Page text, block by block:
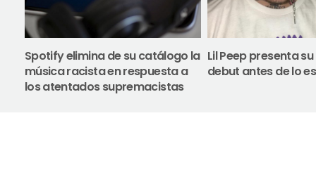
Spotify elimina de su catálogo la
música racista en respuesta a
los atentados supremacistas
Lil Peep presenta
debut antes de lo